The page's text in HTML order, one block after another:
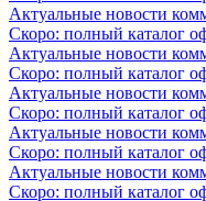
Актуальные новости
Скоро: полный каталог
Актуальные новости
Скоро: полный каталог
Актуальные новости
Скоро: полный каталог
Актуальные новости
Скоро: полный каталог
Актуальные новости
Скоро: полный каталог